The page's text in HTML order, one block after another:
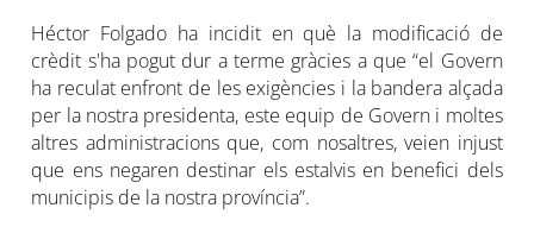
Héctor Folgado ha incidit en què la modificació de
crèdit s'ha pogut dur a terme gràcies a que “el Govern
ha reculat enfront de les exigències i la bandera alçada
per la nostra presidenta, este equip de Govern i moltes
altres administracions que, com nosaltres, veien injust
que ens negaren destinar els estalvis en benefici dels
municipis de la nostra província”.